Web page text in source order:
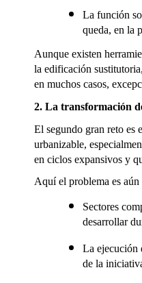
La función
queda, en la
Aunque existen
la edificación
en muchos casos,
2. La transformación
El segundo gran reto es
urbanizable,
en ciclos expansivos y
Aquí el problema es aún
Sectores
desarrollar
La ejecución
de la